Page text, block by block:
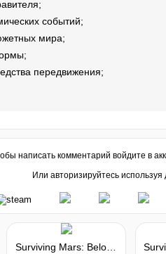
событий;
мира;
передвижения;
написать комментарий войдите в
Или авторизируйтесь используя
Surviving Mars: Below and Beyond